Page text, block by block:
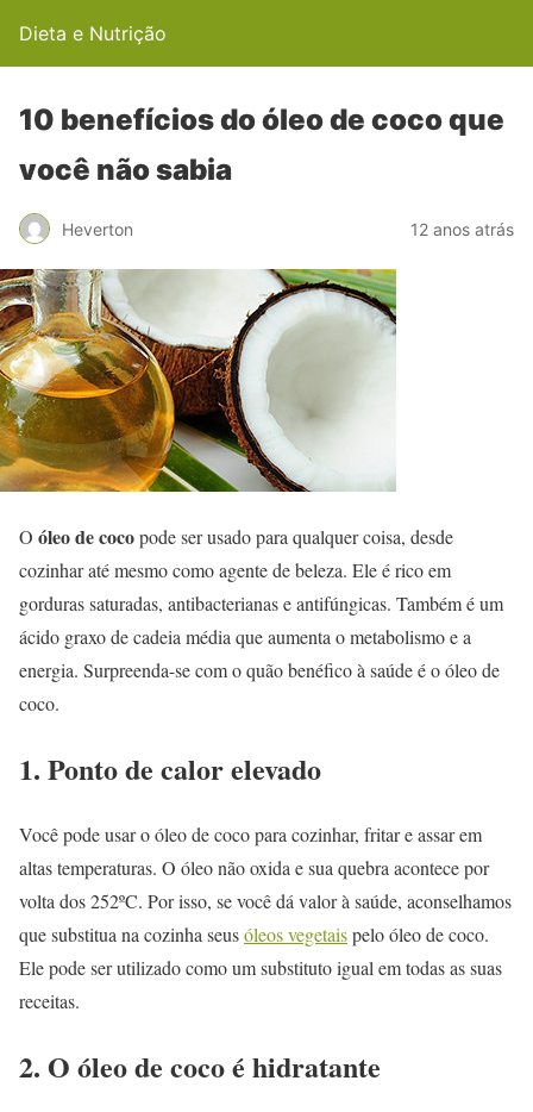
Dieta e Nutrição
10 benefícios do óleo de coco que
você não sabia
Heverton 12 anos atrás
O óleo de cocopode ser usado para qualquer coisa, desde
cozinhar até mesmo como agente de beleza. Ele é rico em
gorduras saturadas, antibacterianas e antifúngicas. Também é um
ácido graxo de cadeia média que aumenta o metabolismo e a
energia. Surpreenda-se com o quão benéfico à saúde é o óleo de
coco.
1. Ponto de calor elevado
Você pode usar o óleo de coco para cozinhar, fritar e assar em
altas temperaturas. O óleo não oxida e sua quebra acontece por
volta dos 252ºC. Por isso, se você dá valor à saúde, aconselhamos
que substitua na cozinha seusóleos vegetaispelo óleo de coco.
Ele pode ser utilizado como um substituto igual em todas as suas
receitas.
2. O óleo de coco é hidratante